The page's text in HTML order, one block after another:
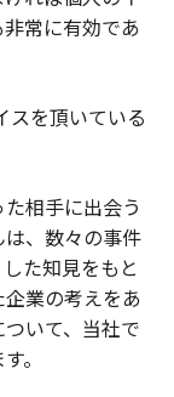
常に有効であ
を頂いている
相手に出会う
、数々の事件
た知見をもと
業の考えをあ
いて、当社で
。